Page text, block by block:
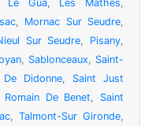
Le Gua, Les Mathes,
, Mornac Sur Seudre,
Sur Seudre, Pisany,
, Sablonceaux, Saint-
Didonne, Saint Just
Romain De Benet, Saint
,Talmont-Sur Gironde,